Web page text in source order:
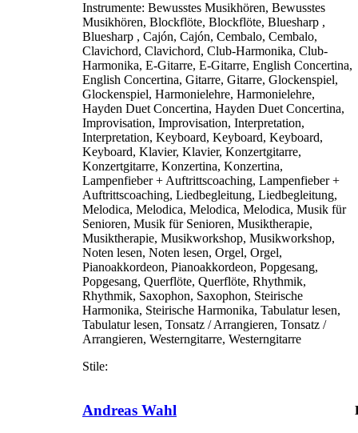
Instrumente: Bewusstes Musikhören, Bewusstes
Musikhören, Blockflöte, Blockflöte, Bluesharp ,
Bluesharp , Cajón, Cajón, Cembalo, Cembalo,
Clavichord, Clavichord, Club-Harmonika, Club-
Harmonika, E-Gitarre, E-Gitarre, English Concertina,
English Concertina, Gitarre, Gitarre, Glockenspiel,
Glockenspiel, Harmonielehre, Harmonielehre,
Hayden Duet Concertina, Hayden Duet Concertina,
Improvisation, Improvisation, Interpretation,
Interpretation, Keyboard, Keyboard, Keyboard,
Keyboard, Klavier, Klavier, Konzertgitarre,
Konzertgitarre, Konzertina, Konzertina,
Lampenfieber + Auftrittscoaching, Lampenfieber +
Auftrittscoaching, Liedbegleitung, Liedbegleitung,
Melodica, Melodica, Melodica, Melodica, Musik für
Senioren, Musik für Senioren, Musiktherapie,
Musiktherapie, Musikworkshop, Musikworkshop,
Noten lesen, Noten lesen, Orgel, Orgel,
Pianoakkordeon, Pianoakkordeon, Popgesang,
Popgesang, Querflöte, Querflöte, Rhythmik,
Rhythmik, Saxophon, Saxophon, Steirische
Harmonika, Steirische Harmonika, Tabulatur lesen,
Tabulatur lesen, Tonsatz / Arrangieren, Tonsatz /
Arrangieren, Westerngitarre, Westerngitarre
Stile:
Andreas Wahl